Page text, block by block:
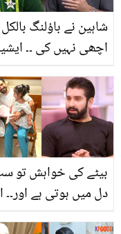
شاہین نے باؤلنگ بالکل
اچھی نہیں کی ۔۔
شاہد آفریدی نے داماد
شاہین کو شادی سے
کھری کھری سنا دی
بیٹے کی خواہش تو
دل میں ہوتی ہے اور۔۔